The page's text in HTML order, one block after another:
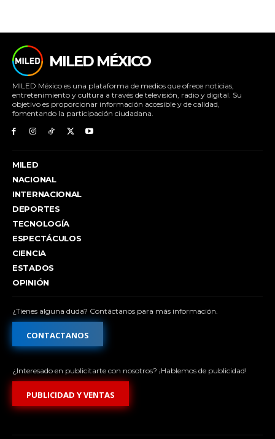
MILED MÉXICO
MILED México es una plataforma de medios que ofrece noticias,
entretenimiento y cultura a través de televisión, radio y digital. Su
objetivo es proporcionar información accesible y de calidad,
fomentando la participación ciudadana.
MILED
NACIONAL
INTERNACIONAL
DEPORTES
TECNOLOGÍA
ESPECTÁCULOS
CIENCIA
ESTADOS
OPINIÓN
¿Tienes alguna duda? Contáctanos para más información.
CONTACTANOS
¿Interesado en publicitarte con nosotros? ¡Hablemos de publicidad!
PUBLICIDAD Y VENTAS